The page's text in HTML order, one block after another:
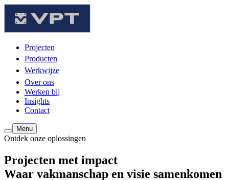
Projecten
Producten
Werkwijze
Over ons
Werken bij
Insights
Contact
Menu
Ontdek onze oplossingen
Projecten met impact
Waar vakmanschap en visie samenkomen